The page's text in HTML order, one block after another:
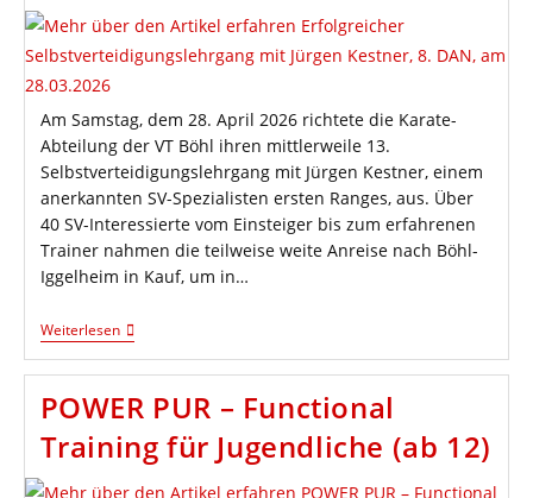
Am Samstag, dem 28. April 2026 richtete die Karate-
Abteilung der VT Böhl ihren mittlerweile 13.
Selbstverteidigungslehrgang mit Jürgen Kestner, einem
anerkannten SV-Spezialisten ersten Ranges, aus. Über
40 SV-Interessierte vom Einsteiger bis zum erfahrenen
Trainer nahmen die teilweise weite Anreise nach Böhl-
Iggelheim in Kauf, um in…
WeiterlesenErfolgreicher
Selbstverteidigungslehrgang
Mit
Kestner,
8.
DAN,
Am
28.03.2026
POWER PUR – Functional
Training für Jugendliche (ab 12)